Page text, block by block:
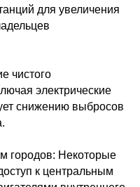
для увеличения
чистого
электрические
снижению выбросов
городов: Некоторые
к центральным